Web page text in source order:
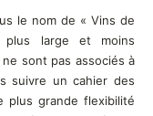
le nom de « Vins de
large et moins
sont pas associés à
suivre un cahier des
plus grande flexibilité